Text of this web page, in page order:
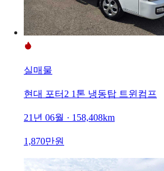
실매물
현대 포터2 1톤 냉동탑 트윈컴프
21년 06월 · 158,408km
1,870만원